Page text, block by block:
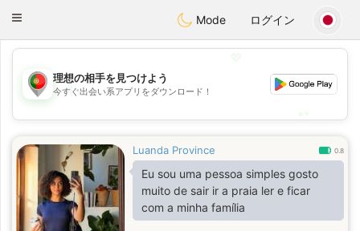
namoroPortugues
Toggle
Mode ログイン
💖
💕
理想の相手を見つけよう
今すぐ出会い系アプリをダウンロード！
Luanda Province 0.8
Eu sou uma pessoa simples gosto
muito de sair ir a praia ler e ficar
com a minha família